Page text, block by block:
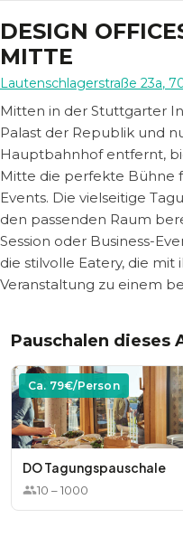
DESIGN
MITTE
Lautenschlagerstraße 23a,
Mitten in der Stuttgarter
Palast der Republik und
Hauptbahnhof entfernt,
Mitte die perfekte Bühne
Events. Die vielseitige
den passenden Raum
Session oder Business-
die stilvolle Eatery, die
Veranstaltung zu einem
Pauschalen dieses
Ca. 79€/Person
DO Tagungspauschale
10 –1000